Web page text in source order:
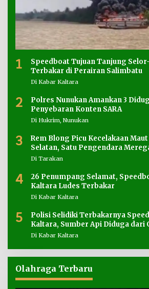
1
Speedboat Tujuan Tanjung
Terbakar di Perairan Salimbatu
Di Kabar Kaltara
2
Polres Nunukan Amankan 3
Penyebaran Konten SARA
Di Hukrim, Nunukan
3
Rem Blong Picu Kecelakaan
Selatan, Satu Pengendara
Di Tarakan
4
26 Penumpang Selamat,
Kaltara Ludes Terbakar
Di Kabar Kaltara
5
Polisi Selidiki Terbakarnya
Kaltara, Sumber Api Diduga dari
Di Kabar Kaltara
Olahraga Terbaru